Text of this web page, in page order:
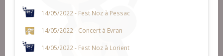
14/05/2022 - Fest Noz à Pessac
14/05/2022 - Concert à Evran
14/05/2022 - Fest Noz à Lorient